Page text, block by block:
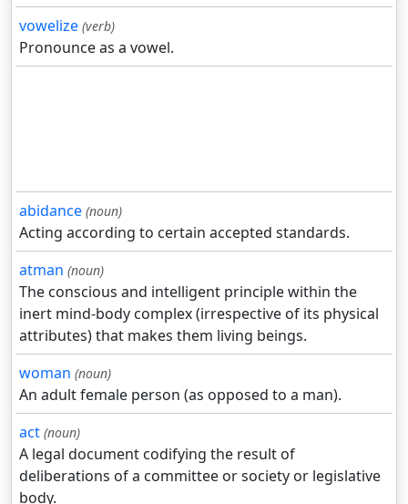
vowelize (verb)
Pronounce as a vowel.
abidance (noun)
Acting according to certain accepted standards.
atman (noun)
The conscious and intelligent principle within the
inert mind-body complex (irrespective of its physical
attributes) that makes them living beings.
woman (noun)
An adult female person (as opposed to a man).
act (noun)
A legal document codifying the result of
deliberations of a committee or society or legislative
body.